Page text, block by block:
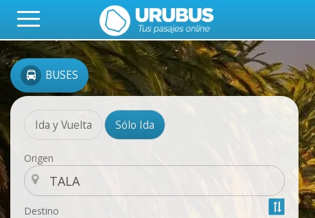
BUSES
Ida y Vuelta Sólo Ida
Origen
Destino